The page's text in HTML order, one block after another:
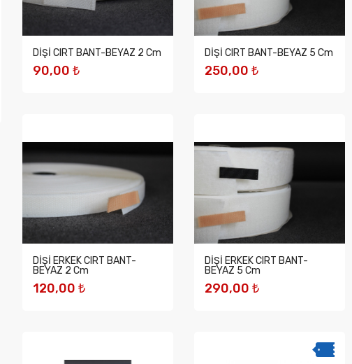
DİŞİ CIRT BANT-BEYAZ 2 Cm
90,00 ₺
DİŞİ CIRT BANT-BEYAZ 5 Cm
250,00 ₺
DİŞİ ERKEK CIRT BANT-
BEYAZ 2 Cm
120,00 ₺
DİŞİ ERKEK CIRT BANT-
BEYAZ 5 Cm
290,00 ₺